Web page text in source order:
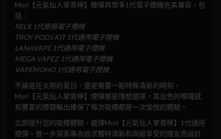
Mori【元氣仙人掌青檸】煙彈與眾多1代電子煙機完美兼容，包
括：
RELX 1代原廠電子煙機
TROY PODS KIT 1代通用電子煙機
LANAVAPE 1代通用電子煙機
MEGA VAPEZ 1代通用電子煙機
VAPEMOHO 1代通用電子煙機
不論是在炎熱的夏日，還是需要一點特殊清新的時刻，
Mori【元氣仙人掌青檸】煙彈都是理想選擇。其出色的喉嚨感
和豐富的煙霧輸出確保了每次吸煙都是一次愉悅的體驗。
立即提升您的吸煙體驗，選擇Mori【元氣仙人掌青檸】1代通用
煙彈。進一步探索專為追求獨特清新和高級享受的煙友而設計